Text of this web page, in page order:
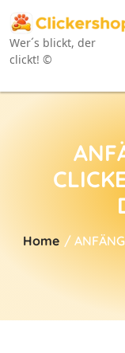
Wer´s blickt, der
clickt! ©
Home /